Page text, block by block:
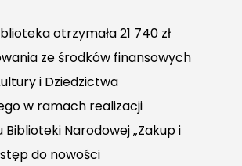
otrzymała 21 740 zł
ze środków finansowych
i Dziedzictwa
w ramach realizacji
Biblioteki Narodowej „Zakup i
do nowości